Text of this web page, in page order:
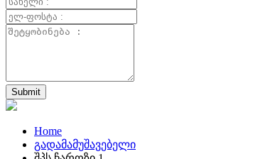
Home
გადამამუშავებელი